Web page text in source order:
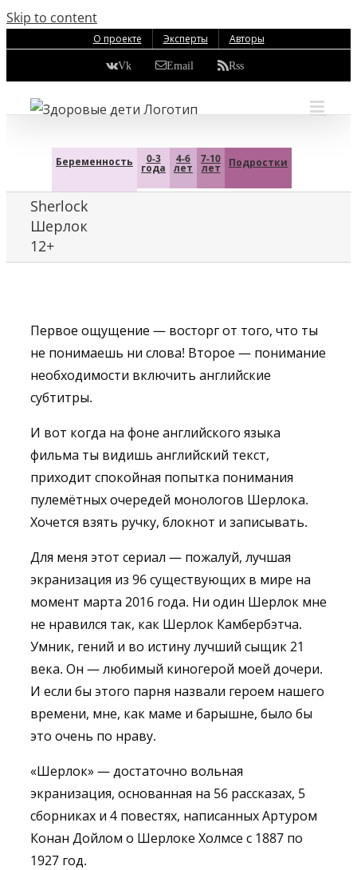
Skip to content
О проекте Эксперты Авторы
Vk Email Rss
Беременность 0-3
года
4-6
лет
7-10
лет Подростки
Sherlock
Шерлок
12+
Первое ощущение — восторг от того, что ты
не понимаешь ни слова! Второе — понимание
необходимости включить английские
субтитры.
И вот когда на фоне английского языка
фильма ты видишь английский текст,
приходит спокойная попытка понимания
пулемётных очередей монологов Шерлока.
Хочется взять ручку, блокнот и записывать.
Для меня этот сериал — пожалуй, лучшая
экранизация из 96 существующих в мире на
момент марта 2016 года. Ни один Шерлок мне
не нравился так, как Шерлок Камбербэтча.
Умник, гений и во истину лучший сыщик 21
века. Он — любимый киногерой моей дочери.
И если бы этого парня назвали героем нашего
времени, мне, как маме и барышне, было бы
это очень по нраву.
«Шерлок» — достаточно вольная
экранизация, основанная на 56 рассказах, 5
сборниках и 4 повестях, написанных Артуром
Конан Дойлом о Шерлоке Холмсе с 1887 по
1927 год.